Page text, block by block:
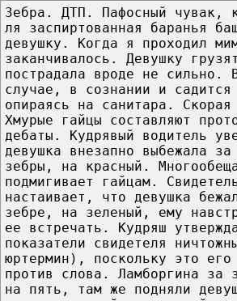
Зебра. ДТП. Пафосный чувак,
ля заспиртованная баранья
девушку. Когда я проходил
заканчивалось. Девушку
пострадала вроде не сильно.
случае, в сознании и
опираясь на санитара.
Хмурые гайцы составляют
дебаты. Кудрявый водитель
девушка внезапно выбежала за
зебры, на красный.
подмигивает гайцам.
настаивает, что девушка
зебре, на зеленый, ему
ее встречать. Кудряш
показатели свидетеля
юртермин), поскольку это
против слова. Ламборгина за
на пять, там же подняли